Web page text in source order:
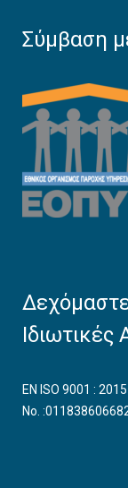
Σύμβαση
EN ISO 9001 : 2015
No.